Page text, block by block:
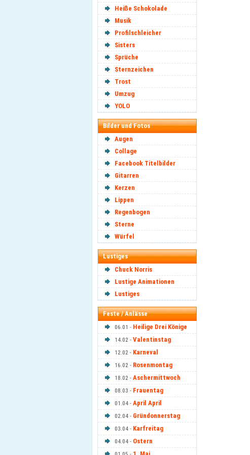
Heiße Schokolade
Musik
Profilschleicher
Sisters
Sprüche
Sternzeichen
Trost
Umzug
YOLO
Bilder und Fotos
Augen
Collage
Facebook Titelbilder
Gitarren
Kerzen
Lippen
Regenbogen
Sterne
Würfel
Lustiges
Chuck Norris
Lustige Animationen
Lustiges
Feste / Anlässe
06.01 - Heilige Drei Könige
14.02 - Valentinstag
12.02 - Karneval
16.02 - Rosenmontag
18.02 - Aschermittwoch
08.03 - Frauentag
01.04 - April April
02.04 - Gründonnerstag
03.04 - Karfreitag
04.04 - Ostern